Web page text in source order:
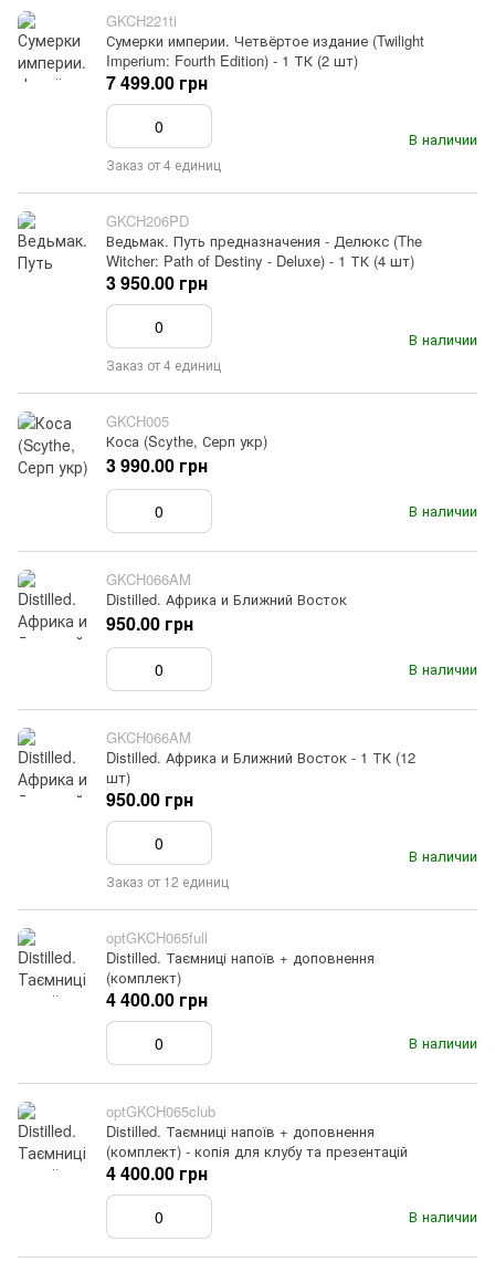
GKCH221ti
Сумерки империи. Четвёртое издание (Twilight
Imperium: Fourth Edition) - 1 ТК (2 шт)
В наличии
7 499.00 грн
Заказ от 4 единиц
GKCH206PD
Ведьмак. Путь предназначения - Делюкс (The
Witcher: Path of Destiny - Deluxe) - 1 ТК (4 шт)
В наличии
3 950.00 грн
Заказ от 4 единиц
GKCH005
Коса (Scythe, Серп укр)
В наличии
3 990.00 грн
GKCH066AM
Distilled. Африка и Ближний Восток
В наличии
950.00 грн
GKCH066AM
Distilled. Африка и Ближний Восток - 1 ТК (12
шт)
В наличии
950.00 грн
Заказ от 12 единиц
optGKCH065full
Distilled. Таємниці напоїв + доповнення
(комплект)
В наличии
4 400.00 грн
optGKCH065club
Distilled. Таємниці напоїв + доповнення
(комплект) - копія для клубу та презентацій
В наличии
4 400.00 грн